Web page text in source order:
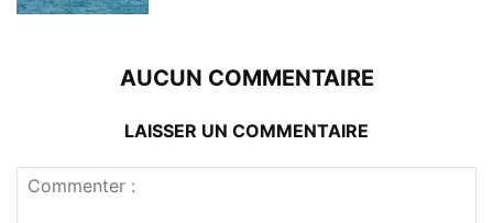
AUCUN COMMENTAIRE
LAISSER UN COMMENTAIRE